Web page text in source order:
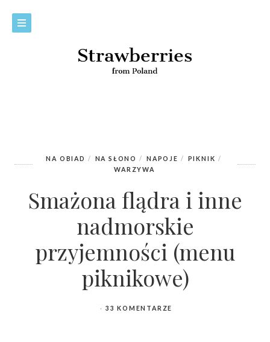
NA OBIAD NA SŁONO NAPOJE
PIKNIK
WARZYWA
Smażona flądra i inne
nadmorskie
przyjemności (menu
piknikowe)
33 KOMENTARZE